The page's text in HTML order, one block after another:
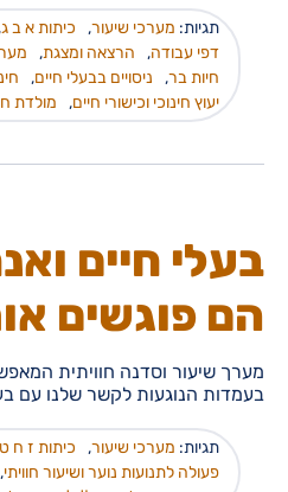
תגיות: מערכי שיעור, כיתות א ב ג,
דפי עבודה, הרצאה ומצגת,
חיות בר, ניסויים בבעלי חיים,
יעוץ חינוכי וכישורי חיים, מולדת
בעלי חיים
הם פוגשים
מערך שיעור וסדנה חוויתית
בעמדות הנוגעות לקשר שלנו עם
תגיות: מערכי שיעור, כיתות ז ח ט
פעולה לתנועות נוער ושיעור חוויתי,